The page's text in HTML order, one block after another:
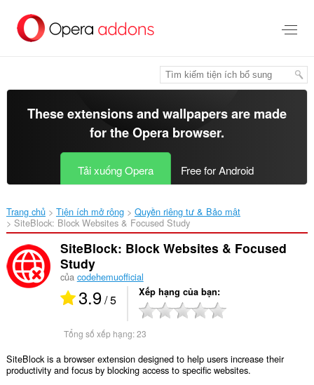
đến
These extensions and wallpapers are made
for theOpera browser.
Tải xuống Opera Free for Android
Trang chủ Tiện ích mở rộng
Quyền riêng tư & Bảo mật
SiteBlock: Block Websites & Focused Study‎
SiteBlock: Block Websites & Focused
Study
của codehemuofficial
3.9/ 5 Xếp hạng của bạn
Tổng số xếp hạng:23
SiteBlock is a browser extension designed to help users increase their
productivity and focus by blocking access to specific websites.